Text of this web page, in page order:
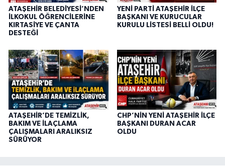
ATAŞEHİR BELEDİYESİ’NDEN
İLKOKUL ÖĞRENCİLERİNE
KIRTASİYE VE ÇANTA
DESTEĞİ
YENİ PARTİ ATAŞEHİR İLÇE
BAŞKANI VE KURUCULAR
KURULU LİSTESİ BELLİ OLDU!
ATAŞEHİR’DE TEMİZLİK,
BAKIM VE İLAÇLAMA
ÇALIŞMALARI ARALIKSIZ
SÜRÜYOR
CHP’NİN YENİ ATAŞEHİR İLÇE
BAŞKANI DURAN ACAR
OLDU